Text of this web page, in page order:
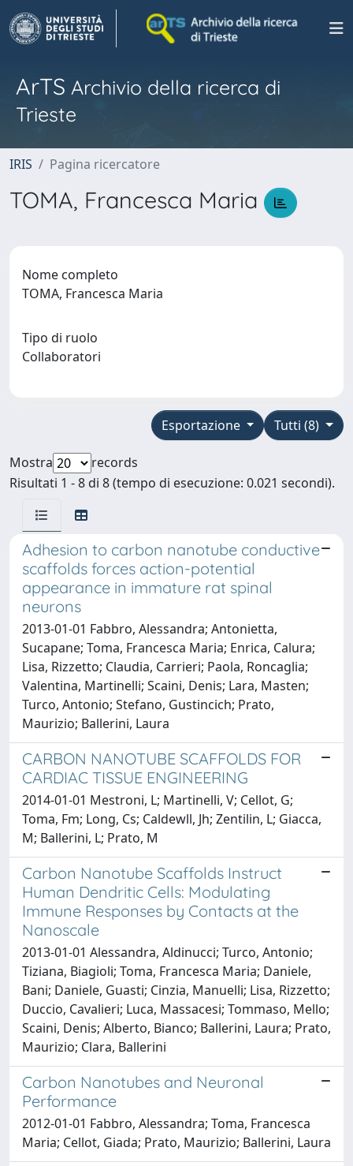
ArTS Archivio della ricerca di
Trieste
IRIS Pagina ricercatore
TOMA, Francesca Maria
Nome completo
TOMA, Francesca Maria
Tipo di ruolo
Collaboratori
Tutti (8)
Esportazione
Mostra
records
Risultati 1 - 8 di 8 (tempo di esecuzione: 0.021 secondi).
Adhesion to carbon nanotube conductive
scaffolds forces action-potential
appearance in immature rat spinal
neurons
2013-01-01 Fabbro, Alessandra; Antonietta,
Sucapane; Toma, Francesca Maria; Enrica, Calura;
Lisa, Rizzetto; Claudia, Carrieri; Paola, Roncaglia;
Valentina, Martinelli; Scaini, Denis; Lara, Masten;
Turco, Antonio; Stefano, Gustincich; Prato,
Maurizio; Ballerini, Laura
CARBON NANOTUBE SCAFFOLDS FOR
CARDIAC TISSUE ENGINEERING
2014-01-01 Mestroni, L; Martinelli, V; Cellot, G;
Toma, Fm; Long, Cs; Caldewll, Jh; Zentilin, L; Giacca,
M; Ballerini, L; Prato, M
Carbon Nanotube Scaffolds Instruct
Human Dendritic Cells: Modulating
Immune Responses by Contacts at the
Nanoscale
2013-01-01 Alessandra, Aldinucci; Turco, Antonio;
Tiziana, Biagioli; Toma, Francesca Maria; Daniele,
Bani; Daniele, Guasti; Cinzia, Manuelli; Lisa, Rizzetto;
Duccio, Cavalieri; Luca, Massacesi; Tommaso, Mello;
Scaini, Denis; Alberto, Bianco; Ballerini, Laura; Prato,
Maurizio; Clara, Ballerini
Carbon Nanotubes and Neuronal
Performance
2012-01-01 Fabbro, Alessandra; Toma, Francesca
Maria; Cellot, Giada; Prato, Maurizio; Ballerini, Laura